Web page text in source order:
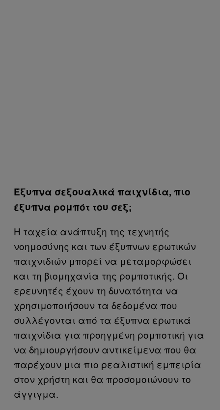
Έξυπνα σεξουαλικά παιχνίδια, πιο
έξυπνα ρομπότ του σεξ;
Η ταχεία ανάπτυξη της τεχνητής
νοημοσύνης και των έξυπνων ερωτικών
παιχνιδιών μπορεί να μεταμορφώσει
και τη βιομηχανία της ρομποτικής. Οι
ερευνητές έχουν τη δυνατότητα να
χρησιμοποιήσουν τα δεδομένα που
συλλέγονται από τα έξυπνα ερωτικά
παιχνίδια για προηγμένη ρομποτική για
να δημιουργήσουν αντικείμενα που θα
παρέχουν μια πιο ρεαλιστική εμπειρία
στον χρήστη και θα προσομοιώνουν το
άγγιγμα.